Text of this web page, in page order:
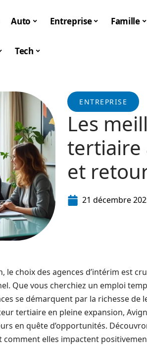
Auto Entreprise Famille
Tech
ENTREPRISE
Les
tertiaire
et
21 décembre
le choix des agences d’intérim est
Que vous cherchiez un emploi
se démarquent par la richesse de
tertiaire en pleine expansion,
en quête d’opportunités.
comment elles impactent